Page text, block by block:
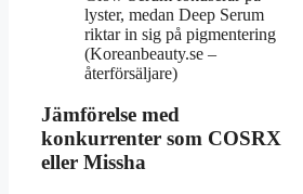
lyster, medan Deep Serum
riktar in sig på pigmentering
(Koreanbeauty.se –
återförsäljare)
Jämförelse med
konkurrenter som COSRX
eller Missha